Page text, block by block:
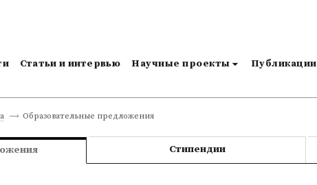
Статьи и интервью Научные проекты Публикации
Образовательные предложения
Стипендии